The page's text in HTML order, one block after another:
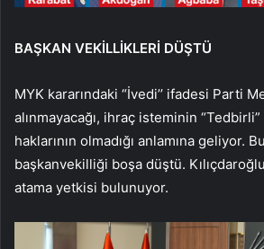
BAŞKAN VEKİLLİKLERİ DÜŞTÜ
MYK kararındaki “İvedi’’ ifadesi Parti
alınmayacağı, ihraç isteminin “Tedbirli”
haklarının olmadığı anlamına geliyor.
başkanvekilliği boşa düştü.
atama yetkisi bulunuyor.